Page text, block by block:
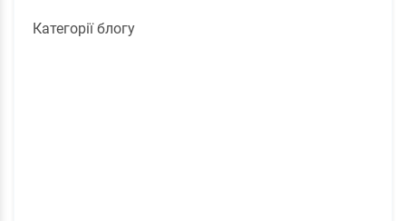
Категорії блогу